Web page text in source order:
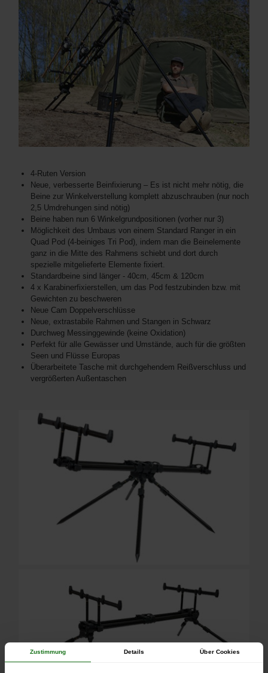
Zustimmung Details Über Cookies
4-Ruten Version
Neue, verbesserte Beinfixierung – Es ist nicht mehr nötig, die
Beine zur Winkelverstellung komplett abzuschrauben (nur noch
2,5 Umdrehungen sind nötig)
Beine haben nun 6 Winkelgrundpositionen (vorher nur 3)
Möglichkeit des Umbaus von einem Standard Ranger in ein
Quad Pod (4-beiniges Tri Pod), indem man die Beinelemente
ganz in die Mitte des Rahmens schiebt und dort durch
spezielle mitgelieferte Elemente fixiert.
Standardbeine sind länger - 40cm, 45cm & 120cm
4 x Karabinerfixierstellen, um das Pod festzubinden bzw. mit
Gewichten zu beschweren
Neue Cam Doppelverschlüsse
Neue, extrastabile Rahmen und Stangen in Schwarz
Durchweg Messinggewinde (keine Oxidation)
Perfekt für alle Gewässer und Umstände, auch für die größten
Seen und Flüsse Europas
Überarbeitete Tasche mit durchgehendem Reißverschluss und
vergrößerten Außentaschen